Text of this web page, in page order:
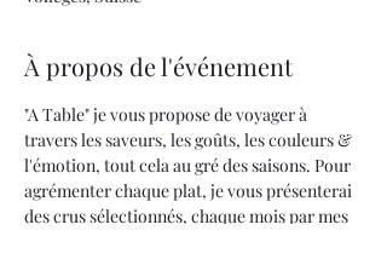
À propos de l'événement
"A Table" je vous propose de voyager à
travers les saveurs, les goûts, les couleurs &
l'émotion, tout cela au gré des saisons. Pour
agrémenter chaque plat, je vous présenterai
des crus sélectionnés, chaque mois par mes